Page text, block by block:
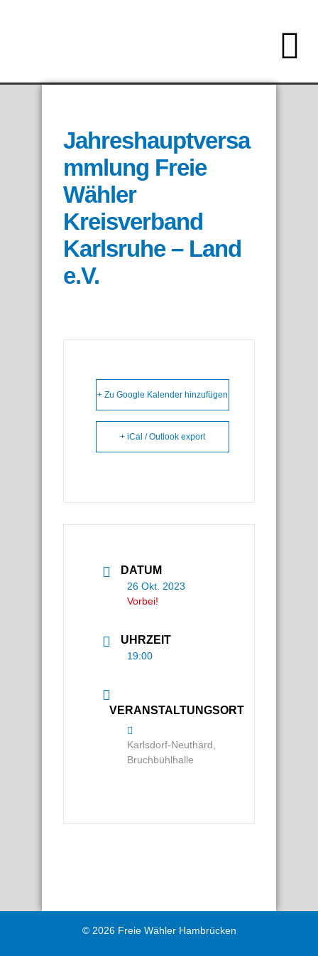
Jahreshauptversa
mmlung Freie
Wähler
Kreisverband
Karlsruhe – Land
e.V.
+ Zu Google Kalender hinzufügen
+ iCal / Outlook export
DATUM
26 Okt. 2023
Vorbei!
UHRZEIT
19:00
VERANSTALTUNGSORT
Karlsdorf-Neuthard,
Bruchbühlhalle
© 2026 Freie Wähler Hambrücken